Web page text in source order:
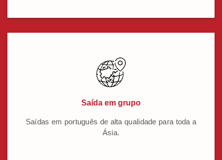
Saída em grupo
Saídas em português de alta qualidade para toda a
Ásia.